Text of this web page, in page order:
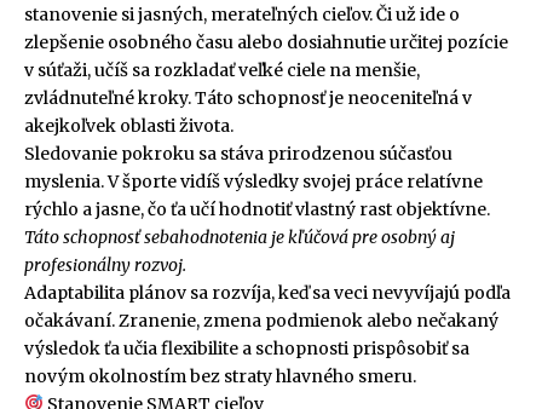
stanovenie si jasných, merateľných cieľov. Či už ide o
zlepšenie osobného času alebo dosiahnutie určitej pozície
v súťaži, učíš sa rozkladať veľké ciele na menšie,
zvládnuteľné kroky. Táto schopnosť je neoceniteľná v
akejkoľvek oblasti života.
Sledovanie pokroku sa stáva prirodzenou súčasťou
myslenia. V športe vidíš výsledky svojej práce relatívne
rýchlo a jasne, čo ťa učí hodnotiť vlastný rast objektívne.
Táto schopnosť sebahodnotenia je kľúčová pre osobný aj
profesionálny rozvoj.
Adaptabilita plánov sa rozvíja, keď sa veci nevyvíjajú podľa
očakávaní. Zranenie, zmena podmienok alebo nečakaný
výsledok ťa učia flexibilite a schopnosti prispôsobiť sa
novým okolnostím bez straty hlavného smeru.
Stanovenie SMART cieľov